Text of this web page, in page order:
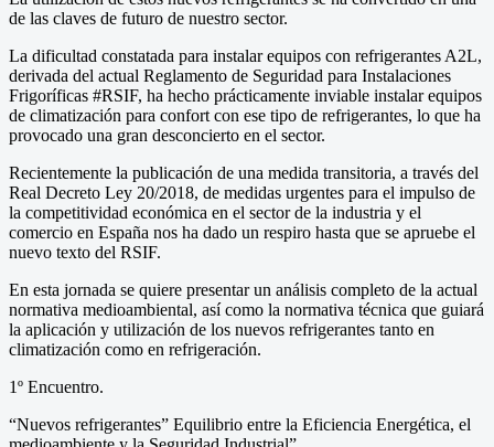
de las claves de futuro de nuestro sector.
La dificultad constatada para instalar equipos con refrigerantes A2L,
derivada del actual Reglamento de Seguridad para Instalaciones
Frigoríficas #RSIF, ha hecho prácticamente inviable instalar equipos
de climatización para confort con ese tipo de refrigerantes, lo que ha
provocado una gran desconcierto en el sector.
Recientemente la publicación de una medida transitoria, a través del
Real Decreto Ley 20/2018, de medidas urgentes para el impulso de
la competitividad económica en el sector de la industria y el
comercio en España nos ha dado un respiro hasta que se apruebe el
nuevo texto del RSIF.
En esta jornada se quiere presentar un análisis completo de la actual
normativa medioambiental, así como la normativa técnica que guiará
la aplicación y utilización de los nuevos refrigerantes tanto en
climatización como en refrigeración.
1º Encuentro.
“Nuevos refrigerantes” Equilibrio entre la Eficiencia Energética, el